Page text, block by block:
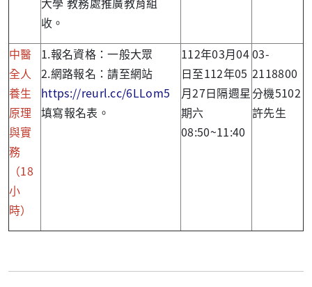
收。
中醫
全人
養生
原理
與實
務
（18
小
時）
1.報名資格：一般大眾
2.網路報名：請至網站
https://reurl.cc/6LLom5
填寫報名表。
112年03月04
日至112年05
月27日隔週星
期六
08:50~11:40
03-
2118800
分機5102
許先生